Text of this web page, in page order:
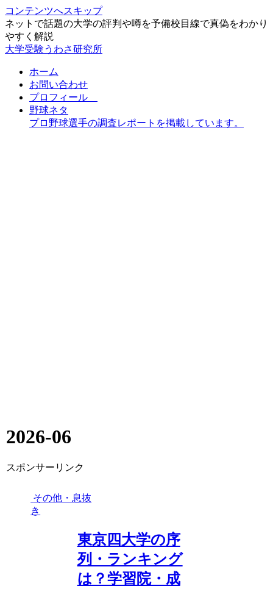
コンテンツへスキップ
ネットで話題の大学の評判や噂を予備校目線で真偽をわかり
やすく解説
大学受験うわさ研究所
ホーム
お問い合わせ
プロフィール
野球ネタ
プロ野球選手の調査レポートを掲載しています。
2026-06
スポンサーリンク
その他・息抜
き
東京四大学の序
列・ランキング
は？学習院・成